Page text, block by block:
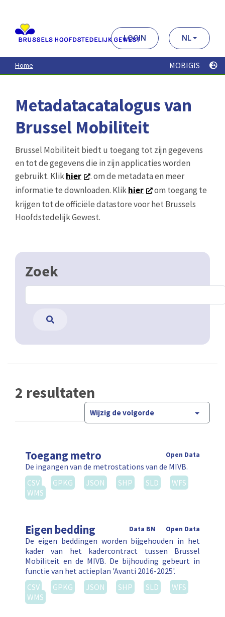
contenu
principal
LOGIN NL
Home MOBIGIS
Metadatacatalogus van
Brussel Mobiliteit
Brussel Mobiliteit biedt u toegang tot zijn gegevens
en tot de gegevens die in zijn applicaties worden
gebruikt. Klikhier
. om de metadata en meer
informatie te downloaden. Klikhier
om toegang te
krijgen tot de officiële datastore voor het Brussels
Hoofdstedelijk Gewest.
Zoek
2 resultaten
Wijzig de volgorde
Toegang metro Open Data
De ingangen van de metrostations van de MIVB.
CSV
GPKG JSON SHP SLD
WFS
WMS
Eigen bedding Open Data
Data BM
De eigen beddingen worden bijgehouden in het
kader van het kadercontract tussen Brussel
Mobiliteit en de MIVB. De bijhouding gebeurt in
functie van het actieplan 'Avanti 2016-2025'.
CSV
GPKG JSON SHP SLD
WFS
WMS